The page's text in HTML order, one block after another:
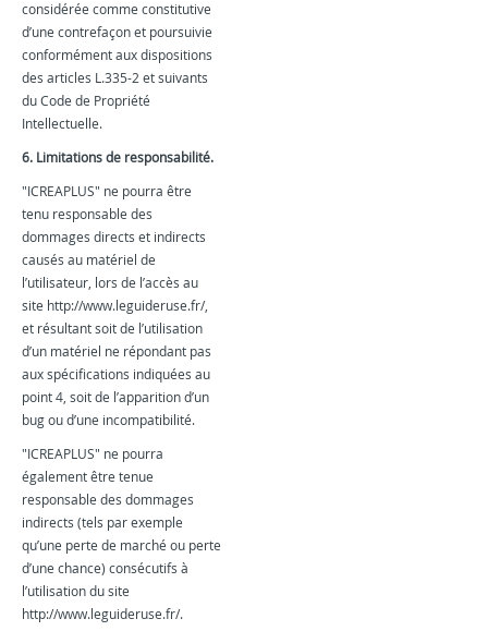
considérée comme constitutive
d’une contrefaçon et poursuivie
conformément aux dispositions
des articles L.335-2 et suivants
du Code de Propriété
Intellectuelle.
6. Limitations de responsabilité.
"ICREAPLUS" ne pourra être
tenu responsable des
dommages directs et indirects
causés au matériel de
l’utilisateur, lors de l’accès au
site http://www.leguideruse.fr/,
et résultant soit de l’utilisation
d’un matériel ne répondant pas
aux spécifications indiquées au
point 4, soit de l’apparition d’un
bug ou d’une incompatibilité.
"ICREAPLUS" ne pourra
également être tenue
responsable des dommages
indirects (tels par exemple
qu’une perte de marché ou perte
d’une chance) consécutifs à
l’utilisation du site
http://www.leguideruse.fr/.